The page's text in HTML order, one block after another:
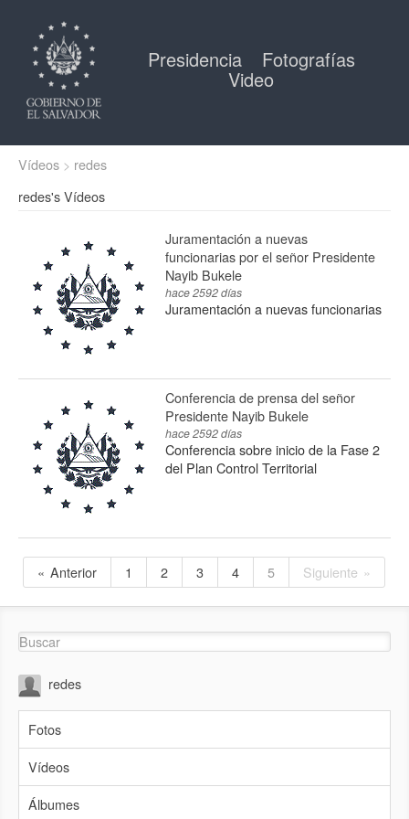
Presidencia Fotografías
Video
Vídeos
redes
redes's Vídeos
Juramentación a nuevas
funcionarias por el señor Presidente
Nayib Bukele
hace 2592 días
Juramentación a nuevas funcionarias
Conferencia de prensa del señor
Presidente Nayib Bukele
hace 2592 días
Conferencia sobre inicio de la Fase 2
del Plan Control Territorial
Anterior 1 2 3 4 5 Siguiente
redes
Fotos
Vídeos
Álbumes